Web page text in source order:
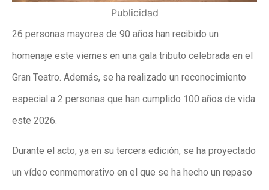
Publicidad
26 personas mayores de 90 años han recibido un
homenaje este viernes en una gala tributo celebrada en el
Gran Teatro. Además, se ha realizado un reconocimiento
especial a 2 personas que han cumplido 100 años de vida
este 2026.
Durante el acto, ya en su tercera edición, se ha proyectado
un vídeo conmemorativo en el que se ha hecho un repaso